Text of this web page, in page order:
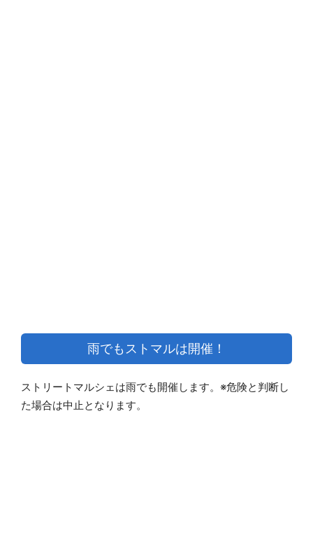
雨でもストマルは開催！
ストリートマルシェは雨でも開催します。※危険と判断し
た場合は中止となります。